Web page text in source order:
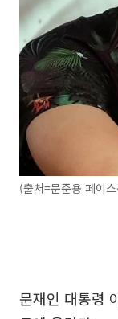
(출처=문준용 페이
문재인 대통령